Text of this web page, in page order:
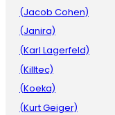
(Jacob Cohen)
(Janira)
(Karl Lagerfeld)
(Killtec)
(Koeka)
(Kurt Geiger)